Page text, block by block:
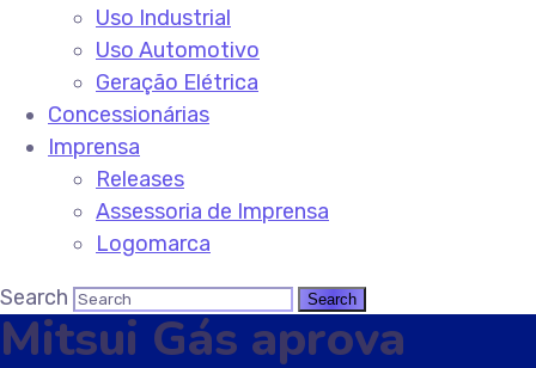
Uso Industrial
Uso Automotivo
Geração Elétrica
Concessionárias
Imprensa
Releases
Assessoria de Imprensa
Logomarca
Search
Mitsui Gás aprova